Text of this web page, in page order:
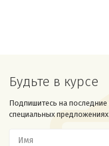
Будьте в курсе
Подпишитесь на последние
специальных